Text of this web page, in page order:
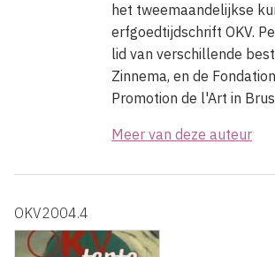
het tweemaandelijkse
erfgoedtijdschrift OKV.
lid van verschillende
Zinnema, en de
Promotion de l'Art in
Meer van deze auteur
OKV2004.4